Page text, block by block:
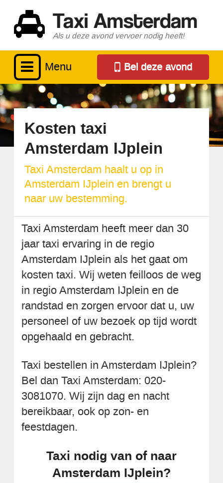
Taxi Amsterdam
Als u deze avond vervoer nodig heeft!
Menu Bel deze avond
Kosten taxi
Amsterdam IJplein
Taxi Amsterdam haalt u op in
Amsterdam IJplein en brengt u
naar uw bestemming.
Taxi Amsterdam heeft meer dan 30
jaar taxi ervaring in de regio
Amsterdam IJplein als het gaat om
kosten taxi. Wij weten feilloos de weg
in regio Amsterdam IJplein en de
randstad en zorgen ervoor dat u, uw
personeel of uw bezoek op tijd wordt
opgehaald en gebracht.
Taxi bestellen in Amsterdam IJplein?
Bel dan Taxi Amsterdam: 020-
3081070. Wij zijn dag en nacht
bereikbaar, ook op zon- en
feestdagen.
Taxi nodig van of naar
Amsterdam IJplein?